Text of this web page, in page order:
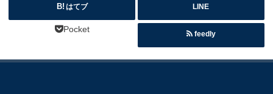
はてブ LINE
Pocket feedly